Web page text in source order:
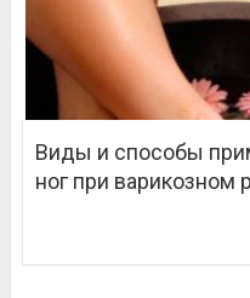
Виды и способы
ног при варикозном